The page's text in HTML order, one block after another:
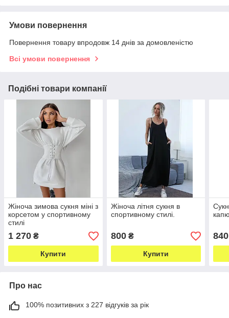
Умови повернення
Повернення товару впродовж 14 днів за домовленістю
Всі умови повернення
Подібні товари компанії
Жіноча зимова сукня міні з
корсетом у спортивному
стилі
1 270 ₴
Купити
Жіноча літня сукня в
спортивному стилі.
800₴
Купити
840
Про нас
100% позитивних з 227 відгуків за рік